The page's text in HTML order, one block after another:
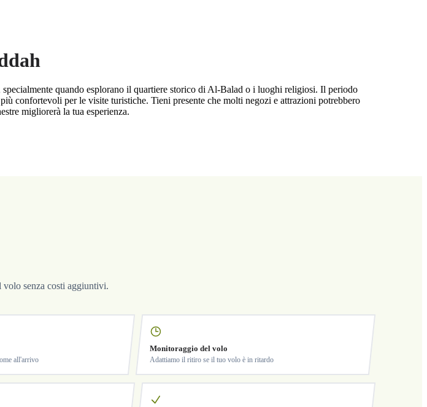
quando esplorano il quartiere storico di Al-Balad o i luoghi religiosi. Il periodo
confortevoli per le visite turistiche. Tieni presente che molti negozi e attrazioni potrebbero
migliorerà la tua esperienza.
senza costi aggiuntivi.
all'arrivo
Monitoraggio del volo
Adattiamo il ritiro se il tuo volo è in ritardo